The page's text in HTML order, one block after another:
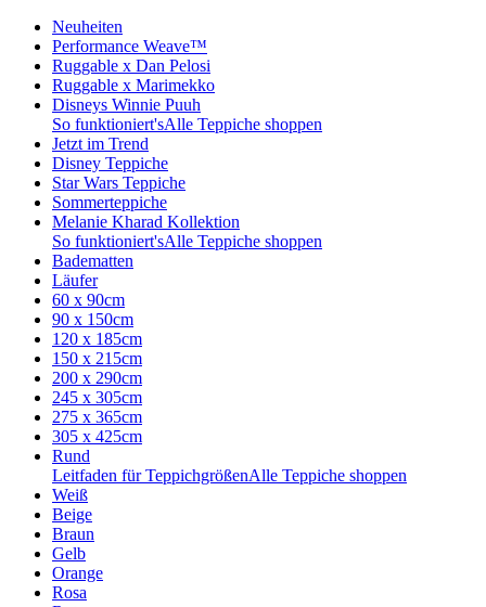
Neuheiten
Performance Weave™
Ruggable x Dan Pelosi
Ruggable x Marimekko
Disneys Winnie Puuh
So funktioniert'sAlle Teppiche shoppen
Jetzt im Trend
Disney Teppiche
Star Wars Teppiche
Sommerteppiche
Melanie Kharad Kollektion
So funktioniert'sAlle Teppiche shoppen
Badematten
Läufer
60 x 90cm
90 x 150cm
120 x 185cm
150 x 215cm
200 x 290cm
245 x 305cm
275 x 365cm
305 x 425cm
Rund
Leitfaden für TeppichgrößenAlle Teppiche shoppen
Weiß
Beige
Braun
Gelb
Orange
Rosa